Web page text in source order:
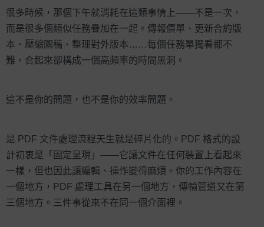
很多時候，那個下午就消耗在這類事情上——不是一次，
而是很多個類似任務疊加在一起。傳報價單、更新合約版
本、壓縮圖稿、整理對外版本……每個任務單獨看都不
難，合起來卻構成一個高頻率的時間黑洞。
這不是你的問題，也不是你的效率問題。
是 PDF 文件處理流程天生就是碎片化的。PDF 格式的設
計初衷是「固定呈現」——它讓文件在任何裝置上看起來
一樣，但也因此讓編輯、操作變得麻煩。你的工作內容在
一個地方，PDF 處理工具在另一個地方，傳輸管道又在第
三個地方。三件事從來不在同一個介面裡。